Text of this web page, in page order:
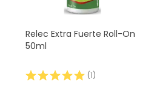
Relec Extra Fuerte Roll-On
50ml
(1)